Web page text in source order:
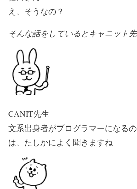
え、そうなの？
そんな話をしているとキャニット
CANIT先生
文系出身者がプログラマーになる
は、たしかによく聞きますね